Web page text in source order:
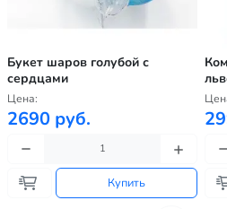
Букет шаров голубой с
сердцами
Цена:
2690 руб.
Купить